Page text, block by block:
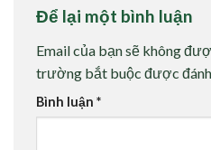
Để lại một bình luận
Email của bạn sẽ không
trường bắt buộc được
Bình luận *